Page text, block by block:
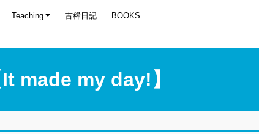
Teaching 古稀日記 BOOKS
my day!】